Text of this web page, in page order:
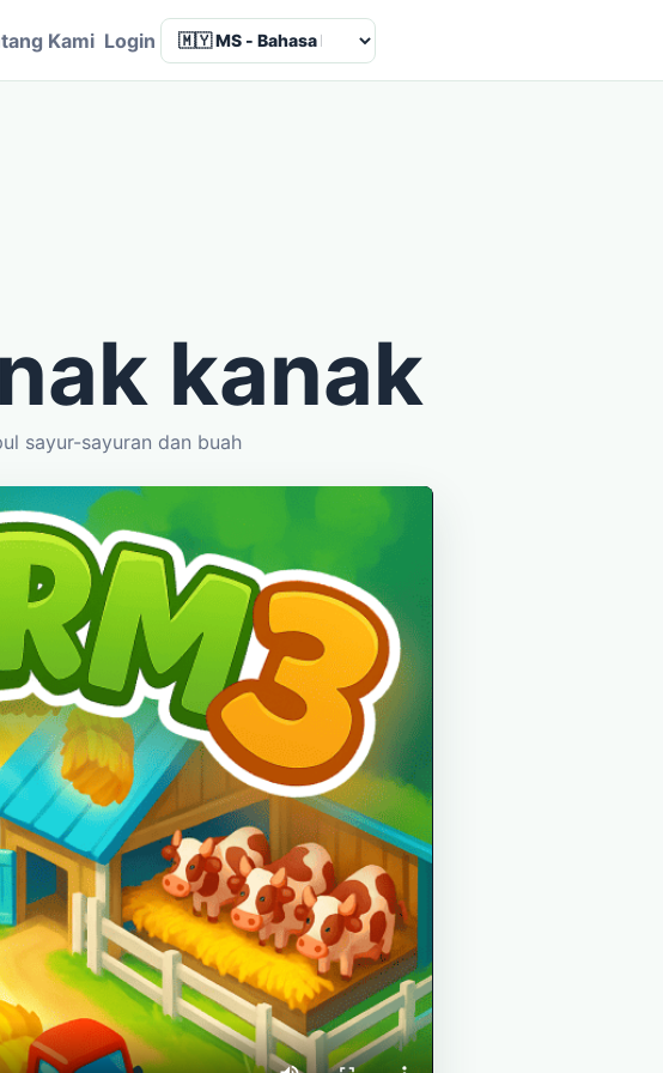
Kami Login Language
kanak
sayur-sayuran dan buah